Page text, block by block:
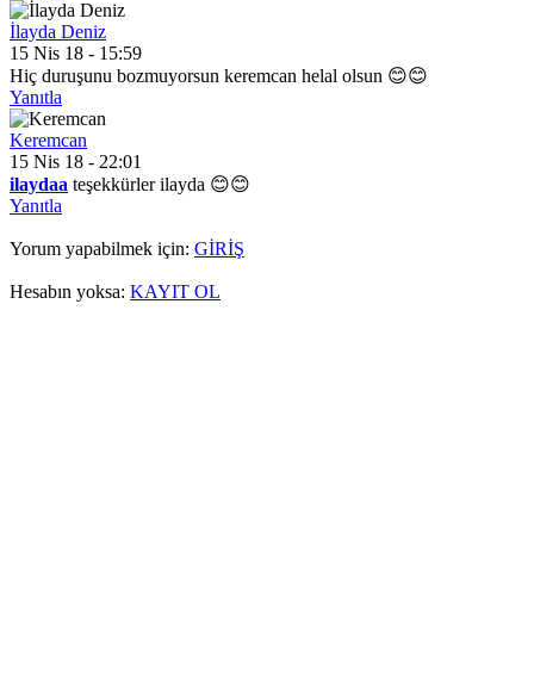
İlayda Deniz
15 Nis 18 - 15:59
Hiç duruşunu bozmuyorsun keremcan helal olsun 😊😊
Yanıtla
Keremcan
15 Nis 18 - 22:01
ilaydaa teşekkürler ilayda 😊😊
Yanıtla
Yorum yapabilmek için: GİRİŞ
Hesabın yoksa: KAYIT OL